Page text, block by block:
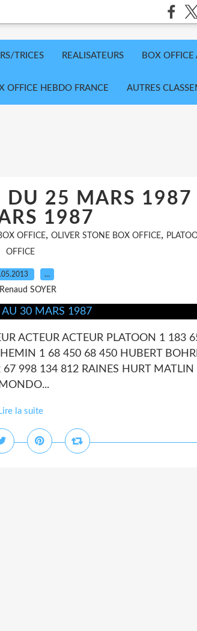
TRICES REALISATEURS BOX OFFICE
OFFICE HEBDO FRANCE AUTRES
DU 25 MARS 1987
1987
OFFICE, OLIVER STONE BOX OFFICE,
OFFICE
…
SOYER
ACTEUR ACTEUR PLATOON 1 183
1 68 450 68 450 HUBERT
998 134 812 RAINES HURT MATLIN
Lire la suite